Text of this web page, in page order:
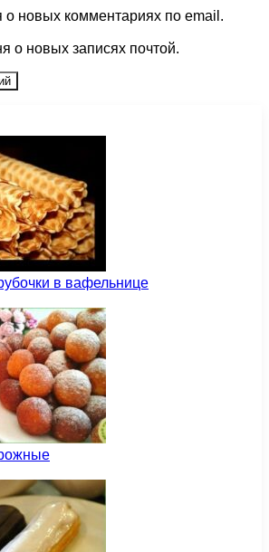
о новых комментариях по email.
о новых записях почтой.
в вафельнице